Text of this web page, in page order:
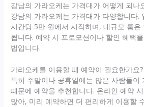
강남의 가라오케는 가격대가 어떻게 되나
강남의 가라오케는 가격대가 다양합니다.
시간당 5만 원에서 시작하며, 대규모 룸은
됩니다. 예약 시 프로모션이나 할인 혜택
법입니다.
가라오케를 이용할 때 예약이 필요한가요?
특히 주말이나 공휴일에는 많은 사람들이
때문에 예약을 추천합니다. 온라인 예약
많아, 미리 예약하면 더 편리하게 이용할